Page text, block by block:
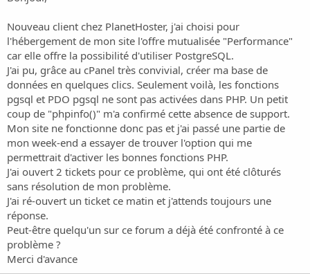
d
i
c
u
s
s
i
o
t
Nouveau client chez PlanetHoster, j'ai choisi pour
l'hébergement de mon site l'offre mutualisée "Performance"
car elle offre la possibilité d'utiliser PostgreSQL.
J'ai pu, grâce au cPanel très convivial, créer ma base de
données en quelques clics. Seulement voilà, les fonctions
pgsql et PDO pgsql ne sont pas activées dans PHP. Un petit
coup de "phpinfo()" m'a confirmé cette absence de support.
Mon site ne fonctionne donc pas et j'ai passé une partie de
mon week-end a essayer de trouver l'option qui me
permettrait d'activer les bonnes fonctions PHP.
J'ai ouvert 2 tickets pour ce problème, qui ont été clôturés
sans résolution de mon problème.
J'ai ré-ouvert un ticket ce matin et j'attends toujours une
réponse.
Peut-être quelqu'un sur ce forum a déjà été confronté à ce
problème ?
Merci d'avance